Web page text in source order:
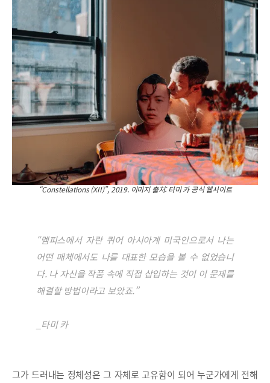
“Constellations (XII)”, 2019. 이미지 출처: 타미 카 공식 웹사이트
“멤피스에서 자란 퀴어 아시아계 미국인으로서 나는
어떤 매체에서도 나를 대표한 모습을 볼 수 없었습니
다. 나 자신을 작품 속에 직접 삽입하는 것이 이 문제를
해결할 방법이라고 보았죠.”
_타미 카
그가 드러내는 정체성은 그 자체로 고유함이 되어 누군가에게 전해